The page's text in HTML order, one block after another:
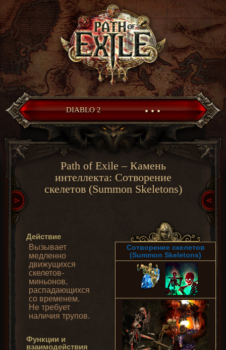
DIABLO 2 • • •
Path of Exile – Камень
интеллекта: Сотворение
скелетов (Summon Skeletons)
Действие
Вызывает
медленно
движущихся
скелетов-
миньонов,
распадающихся
со временем.
Не требует
наличия трупов.
Функции и
взаимодействия
Сотворение скелетов
(Summon Skeletons)